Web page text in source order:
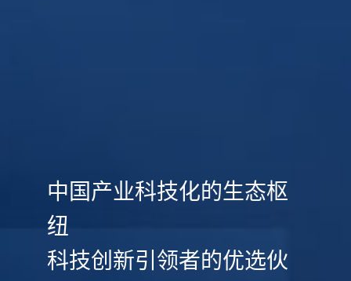
中国产业科技化的生态枢
纽
科技创新引领者的优选伙